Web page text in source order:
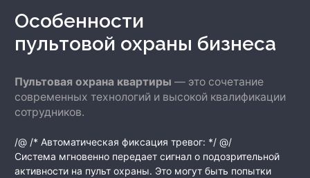
Особенности
пультовой охраны бизнеса
Пультовая охрана квартиры — это сочетание
современных технологий и высокой квалификации
сотрудников.
/@ /* Автоматическая фиксация тревог: */ @/
Система мгновенно передает сигнал о подозрительной
активности на пульт охраны. Это могут быть попытки